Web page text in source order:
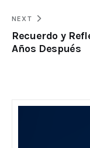
NEXT
Recuerdo y
Años Después